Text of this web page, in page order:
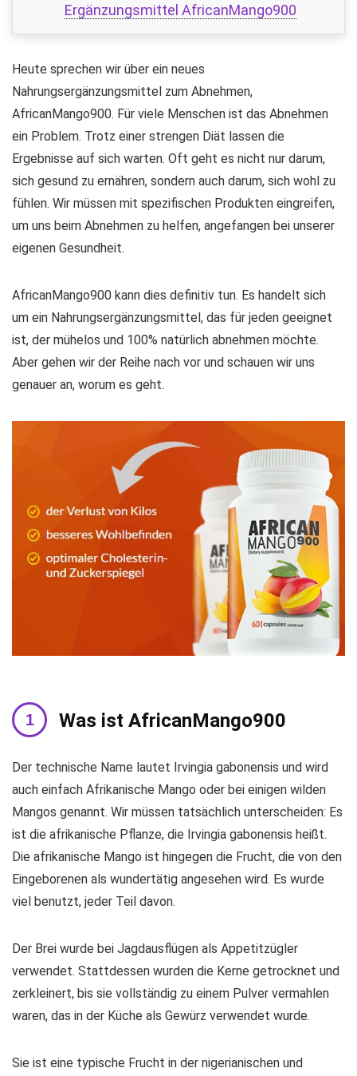
Ergänzungsmittel AfricanMango900
Heute sprechen wir über ein neues
Nahrungsergänzungsmittel zum Abnehmen,
AfricanMango900. Für viele Menschen ist das Abnehmen
ein Problem. Trotz einer strengen Diät lassen die
Ergebnisse auf sich warten. Oft geht es nicht nur darum,
sich gesund zu ernähren, sondern auch darum, sich wohl zu
fühlen. Wir müssen mit spezifischen Produkten eingreifen,
um uns beim Abnehmen zu helfen, angefangen bei unserer
eigenen Gesundheit.
AfricanMango900 kann dies definitiv tun. Es handelt sich
um ein Nahrungsergänzungsmittel, das für jeden geeignet
ist, der mühelos und 100% natürlich abnehmen möchte.
Aber gehen wir der Reihe nach vor und schauen wir uns
genauer an, worum es geht.
Was ist AfricanMango900
Der technische Name lautet Irvingia gabonensis und wird
auch einfach Afrikanische Mango oder bei einigen wilden
Mangos genannt. Wir müssen tatsächlich unterscheiden: Es
ist die afrikanische Pflanze, die Irvingia gabonensis heißt.
Die afrikanische Mango ist hingegen die Frucht, die von den
Eingeborenen als wundertätig angesehen wird. Es wurde
viel benutzt, jeder Teil davon.
Der Brei wurde bei Jagdausflügen als Appetitzügler
verwendet. Stattdessen wurden die Kerne getrocknet und
zerkleinert, bis sie vollständig zu einem Pulver vermahlen
waren, das in der Küche als Gewürz verwendet wurde.
Sie ist eine typische Frucht in der nigerianischen und